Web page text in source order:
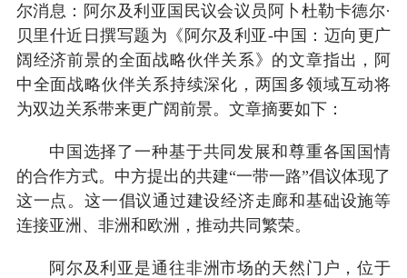
尔消息：阿尔及利亚国民议会议员阿卜杜勒卡德尔·
贝里什近日撰写题为《阿尔及利亚-中国：迈向更广
阔经济前景的全面战略伙伴关系》的文章指出，阿
中全面战略伙伴关系持续深化，两国多领域互动将
为双边关系带来更广阔前景。文章摘要如下：
中国选择了一种基于共同发展和尊重各国国情
的合作方式。中方提出的共建“一带一路”倡议体现了
这一点。这一倡议通过建设经济走廊和基础设施等
连接亚洲、非洲和欧洲，推动共同繁荣。
阿尔及利亚是通往非洲市场的天然门户，位于